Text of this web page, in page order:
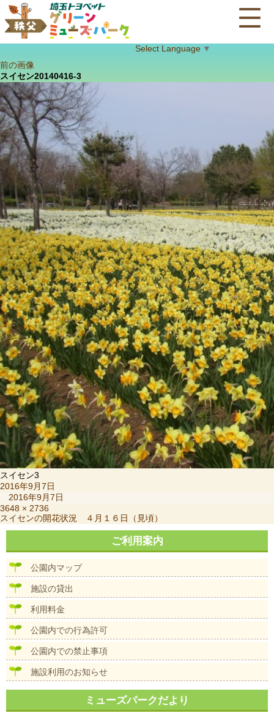
Select Language ▼
前の画像
スイセン20140416-3
スイセン3
投
日:
2016年9月7日
2016年9月7日
フ
ル
サ
ズ
3648 × 2736
投
稿
ビ
スイセンの開花状況 ４月１６日（見頃）
ご利用案内
公園内マップ
施設の貸出
利用料金
公園内での行為許可
公園内での禁止事項
施設利用のお知らせ
ミューズパークだより